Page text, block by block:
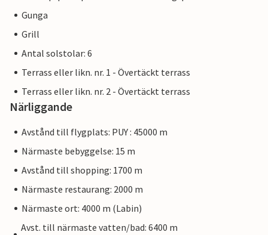
Gunga
Grill
Antal solstolar: 6
Terrass eller likn. nr. 1 - Övertäckt terrass
Terrass eller likn. nr. 2 - Övertäckt terrass
Närliggande
Avstånd till flygplats: PUY : 45000 m
Närmaste bebyggelse: 15 m
Avstånd till shopping: 1700 m
Närmaste restaurang: 2000 m
Närmaste ort: 4000 m (Labin)
Avst. till närmaste vatten/bad: 6400 m